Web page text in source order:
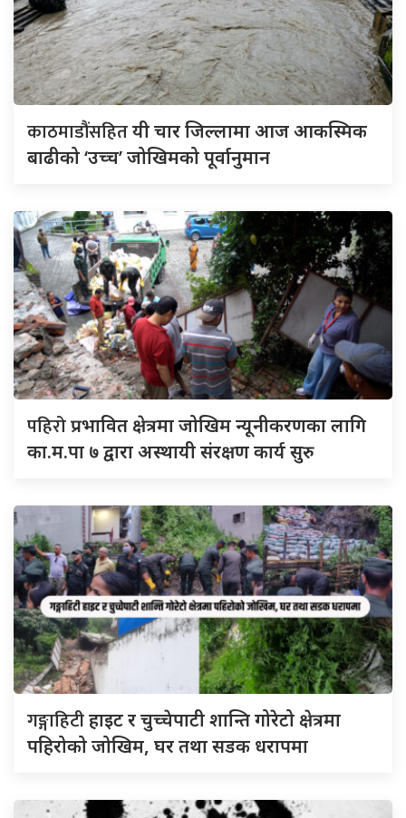
काठमाडौंसहितयी चार जिल्लामा आज आकस्मिक
बाढीको ‘उच्च’ जोखिमको पूर्वानुमान
पहिरोप्रभावित क्षेत्रमा जोखिम न्यूनीकरणका लागि
का.म.पा ७ द्वारा अस्थायी संरक्षण कार्य सुरु
गङ्गाहिटीहाइट र चुच्चेपाटी शान्ति गोरेटो क्षेत्रमा
पहिरोको जोखिम, घर तथा सडक धरापमा